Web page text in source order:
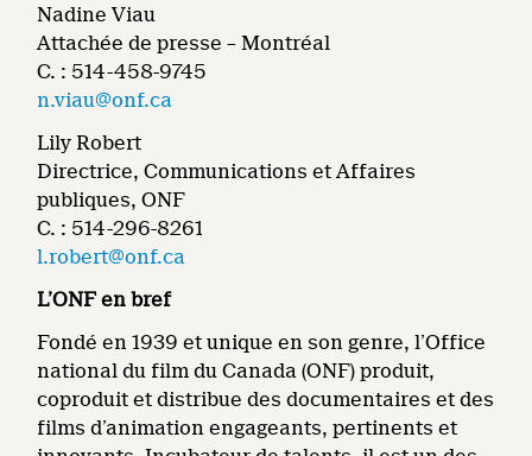
Nadine Viau
Attachée de presse – Montréal
C. : 514-458-9745
n.viau@onf.ca
Lily Robert
Directrice, Communications et Affaires
publiques, ONF
C. : 514-296-8261
l.robert@onf.ca
L’ONF en bref
Fondé en 1939 et unique en son genre, l’Office
national du film du Canada (ONF) produit,
coproduit et distribue des documentaires et des
films d’animation engageants, pertinents et